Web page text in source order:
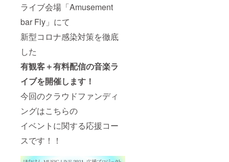
ライブ会場「Amusement
bar Fly」にて
新型コロナ感染対策を徹底
した
有観客＋有料配信の音楽ラ
イブを開催します！
今回のクラウドファンディ
ングはこちらの
イベントに関する応援コー
スです！！